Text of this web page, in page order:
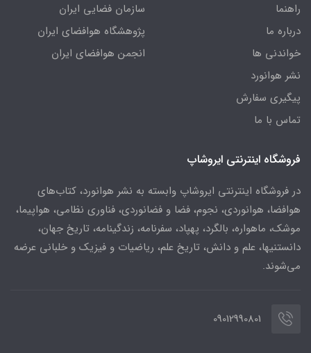
راهنما
درباره ما
خواندنی ها
نشر هوانورد
پیگیری سفارش
تماس با ما
سازمان فضایی ایران
پژوهشگاه هوافضای ایران
انجمن هوافضای ایران
فروشگاه اینترنتی ایروشاپ
در فروشگاه اینترنتی ایروشاپ وابسته به نشر هوانورد، کتاب‌های
هوافضا، هوانوردی، نجوم، فضا و فضانوردی، فناوری نظامی، هواپیما،
موشک، ماهواره، بالگرد، پهپاد، سفرنامه، زندگینامه، تاریخ جهان،
دانستنیها، علم و دانش، تاریخ علم، ریاضیات و فیزیک و خلبانی عرضه
می‌شوند.
09012990801